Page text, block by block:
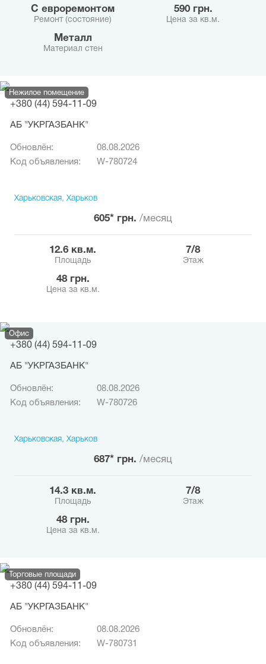
с евроремонтом
Ремонт (состояние)
590 грн.
Цена за кв.м.
Металл
Материал стен
+380 (44) 594-11-09
АБ "УКРГАЗБАНК"
Обновлён:
08.08.2026
Код объявления:
W-780724
Нежилое помещение
Харьковская, Харьков
605* грн. /месяц
12.6 кв.м.
Площадь
7/8
Этаж
48 грн.
Цена за кв.м.
+380 (44) 594-11-09
АБ "УКРГАЗБАНК"
Обновлён:
08.08.2026
Код объявления:
W-780726
Офис
Харьковская, Харьков
687* грн. /месяц
14.3 кв.м.
Площадь
7/8
Этаж
48 грн.
Цена за кв.м.
+380 (44) 594-11-09
АБ "УКРГАЗБАНК"
Обновлён:
08.08.2026
Код объявления:
W-780731
Торговые площади